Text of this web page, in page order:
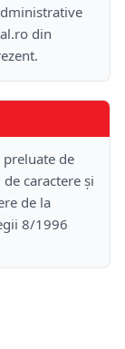
din
de
caractere și
de la
8/1996